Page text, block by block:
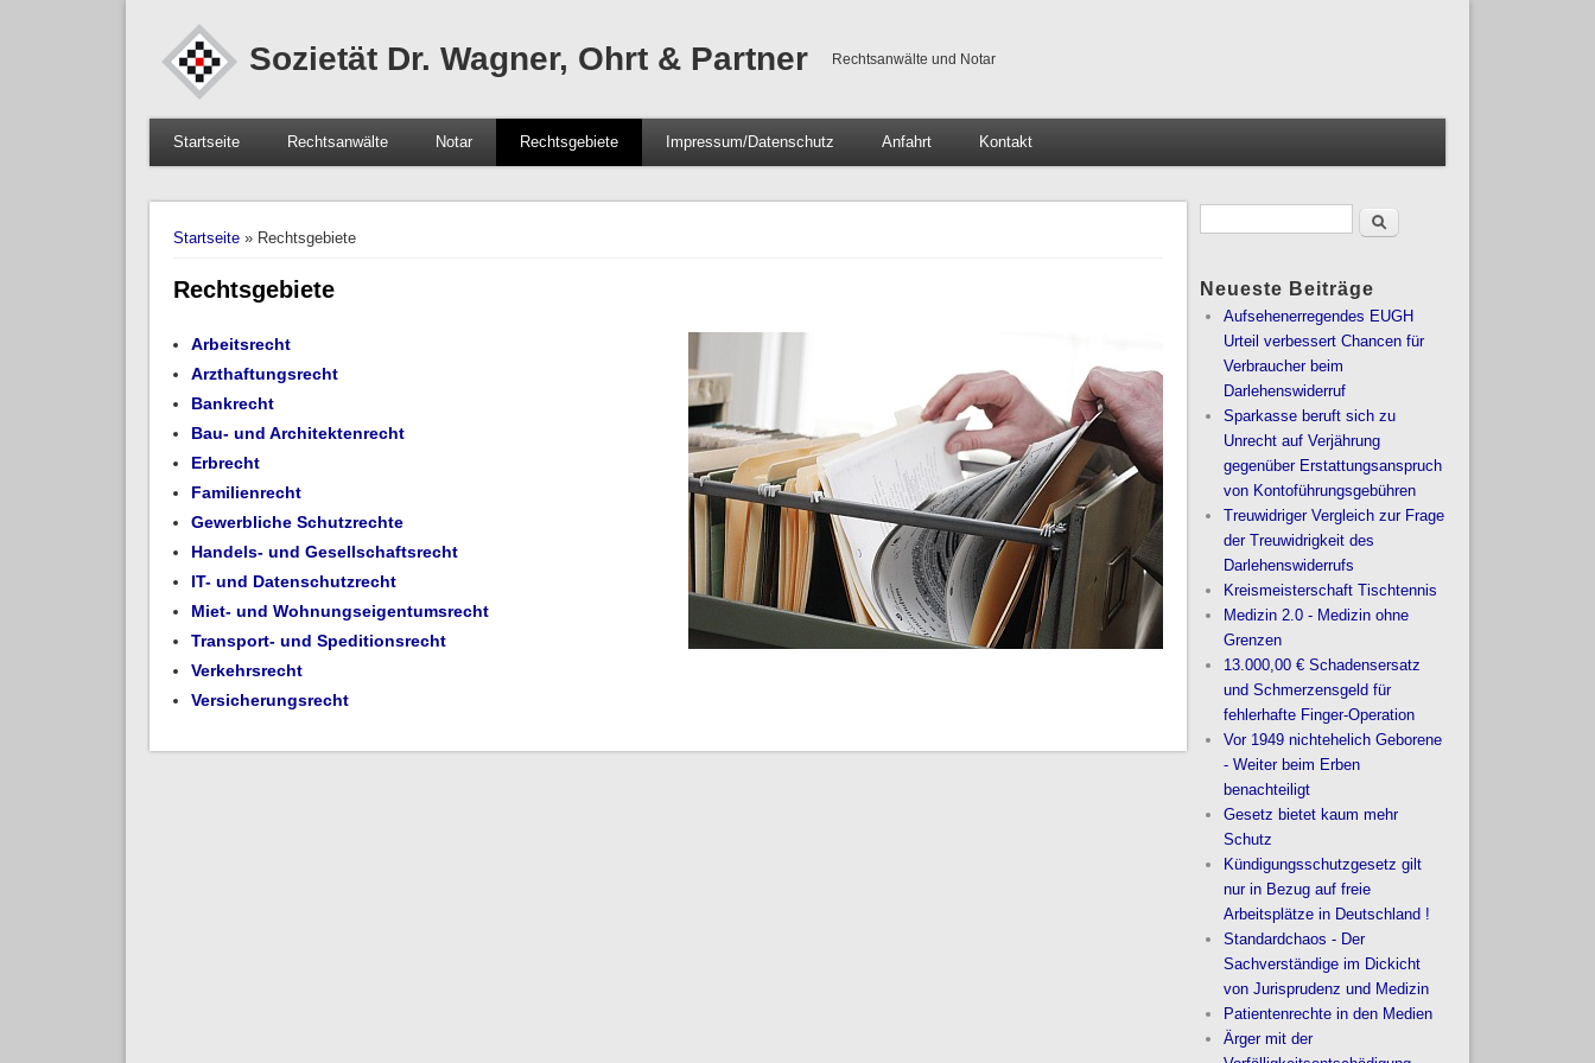
Sozietät Dr. Wagner, Ohrt & Partner Rechtsanwälte und Notar
Startseite Rechtsanwälte Notar Rechtsgebiete Impressum/Datenschutz Anfahrt Kontakt
Sie sind hier
Startseite» Rechtsgebiete
Rechtsgebiete
Arbeitsrecht
Arzthaftungsrecht
Bankrecht
Bau- und Architektenrecht
Erbrecht
Familienrecht
Gewerbliche Schutzrechte
Handels- und Gesellschaftsrecht
IT- und Datenschutzrecht
Miet- und Wohnungseigentumsrecht
Transport- und Speditionsrecht
Verkehrsrecht
Versicherungsrecht
Suchformular
Suche
Neueste Beiträge
Aufsehenerregendes EUGH
Urteil verbessert Chancen für
Verbraucher beim
Darlehenswiderruf
Sparkasse beruft sich zu
Unrecht auf Verjährung
gegenüber Erstattungsanspruch
von Kontoführungsgebühren
Treuwidriger Vergleich zur Frage
der Treuwidrigkeit des
Darlehenswiderrufs
Kreismeisterschaft Tischtennis
Medizin 2.0 - Medizin ohne
Grenzen
13.000,00 € Schadensersatz
und Schmerzensgeld für
fehlerhafte Finger-Operation
Vor 1949 nichtehelich Geborene
- Weiter beim Erben
benachteiligt
Gesetz bietet kaum mehr
Schutz
Kündigungsschutzgesetz gilt
nur in Bezug auf freie
Arbeitsplätze in Deutschland !
Standardchaos - Der
Sachverständige im Dickicht
von Jurisprudenz und Medizin
Patientenrechte in den Medien
Ärger mit der